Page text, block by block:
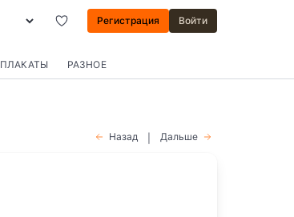
Регистрация Войти
ПЛАКАТЫ РАЗНОЕ
Назад Дальше